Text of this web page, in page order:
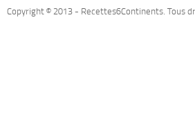
Copyright © 2013 - Recettes6Continents. Tous